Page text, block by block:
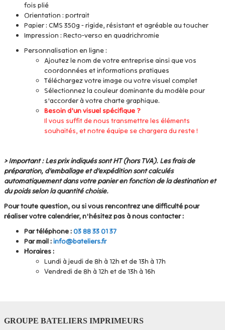
fois plié
Orientation : portrait
Papier : CMS 350g - rigide, résistant et agréable au toucher
Impression : Recto-verso en quadrichromie
Personnalisation en ligne :
Ajoutez le nom de votre entreprise ainsi que vos
coordonnées et informations pratiques
Téléchargez votre image ou votre visuel complet
Sélectionnez la couleur dominante du modèle pour
s'accorder à votre charte graphique.
Besoin d’un visuel spécifique ?
Il vous suffit de nous transmettre les éléments
souhaités, et notre équipe se chargera du reste !
> Important : Les prix indiqués sont HT (hors TVA). Les frais de
préparation, d'emballage et d'expédition sont calculés
automatiquement dans votre panier en fonction de la destination et
du poids selon la quantité choisie.
Pour toute question, ou si vous rencontrez une difficulté pour
réaliser votre calendrier, n'hésitez pas à nous contacter :
Par téléphone :03 88 33 01 37
Par mail :info@bateliers.fr
Horaires :
Lundi à jeudi de 8h à 12h et de 13h à 17h
Vendredi de 8h à 12h et de 13h à 16h
GROUPE BATELIERS IMPRIMEURS